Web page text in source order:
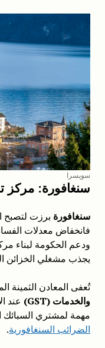
سويسرا
سنغافورة: مركز
سنغافورة برزت لتصبح
فانخفاض معدلات
ودعم الحكومة لبناء
يجذب مشغلي الخزائن
تُعفى المعادن الثمينة
والخدمات (GST)
عند
مهمة لمشتري السبائك
الضرائب السنغافورية.